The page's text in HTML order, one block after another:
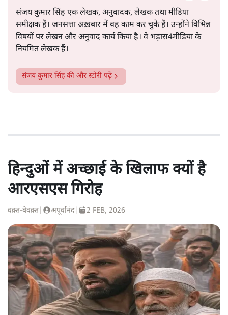
संजय कुमार सिंह एक लेखक, अनुवादक, लेखक तथा मीडिया
समीक्षक हैं। जनसत्ता अख़बार में वह काम कर चुके हैं। उन्होंने विभिन्न
विषयों पर लेखन और अनुवाद कार्य किया है। वे भड़ास4मीडिया के
नियमित लेखक हैं।
संजय कुमार सिंहकी और स्टोरी पढ़ें
हिन्दुओं में अच्छाई के खिलाफ क्यों है
आरएसएस गिरोह
वक़्त-बेवक़्त अपूर्वानंद| 2 FEB, 2026